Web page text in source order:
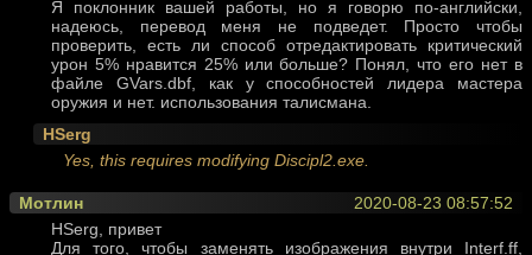
Я поклонник вашей работы, но я говорю по-английски,
надеюсь, перевод меня не подведет. Просто чтобы
проверить, есть ли способ отредактировать критический
урон 5% нравится 25% или больше? Понял, что его нет в
файле GVars.dbf, как у способностей лидера мастера
оружия и нет. использования талисмана.
HSerg
Yes, this requires modifying Discipl2.exe.
2020-08-23 08:57:52
Мотлин
HSerg, привет
Для того, чтобы заменять изображения внутри Interf.ff,